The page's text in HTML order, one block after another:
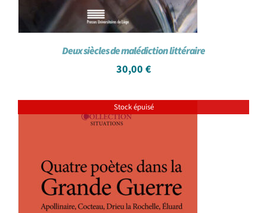
Deux siècles de malédiction littéraire
30,00 €
Stock épuisé